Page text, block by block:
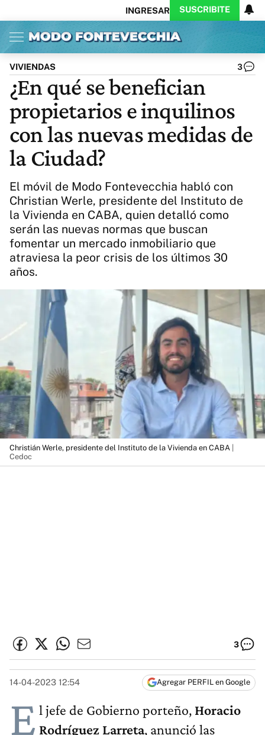
INGRESAR SUSCRIBITE
Inicio Ahora
Opinión
Política
Ciencia
Cultura
Arte
Educación
Internacional
Clima
Deportes
CARAS
Exitoina
Turismo
Videos
Córdoba
Reperfilar
Business
Noticias
Diario del Juicio
Actualidad
VIVIENDAS 3
¿En qué se benefician
propietarios e inquilinos
con las nuevas medidas de
la Ciudad?
El móvil de Modo Fontevecchia habló con
Christian Werle, presidente del Instituto de
la Vivienda en CABA, quien detalló como
serán las nuevas normas que buscan
fomentar un mercado inmobiliario que
atraviesa la peor crisis de los últimos 30
años.
Christián Werle, presidente del Instituto de la Vivienda en CABA |
Cedoc
3
14-04-2023 12:54 Agregar PERFIL en Google
E l jefe de Gobierno porteño, Horacio
Rodríguez Larreta, anunció las